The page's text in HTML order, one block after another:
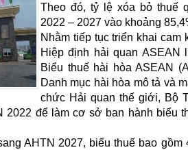
Theo đó, tỷ lệ xóa bỏ thuế
2022 – 2027 vào khoảng
Nhằm tiếp tục triển khai cam
Hiệp định hải quan ASEAN
Biểu thuế hài hòa ASEAN
Danh mục hài hòa mô tả và
chức Hải quan thế giới, Bộ
2022 để làm cơ sở ban hành biểu
AHTN 2027, biểu thuế bao